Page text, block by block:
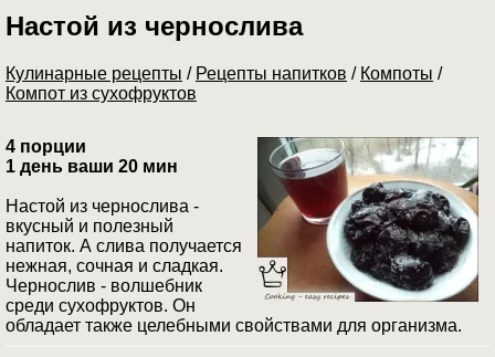
Настой из чернослива
Кулинарные рецепты / Рецепты напитков / Компоты /
Компот из сухофруктов
4 порции
1 день ваши 20 мин
Настой из чернослива -
вкусный и полезный
напиток. А слива получается
нежная, сочная и сладкая.
Чернослив - волшебник
среди сухофруктов. Он
обладает также целебными свойствами для организма.